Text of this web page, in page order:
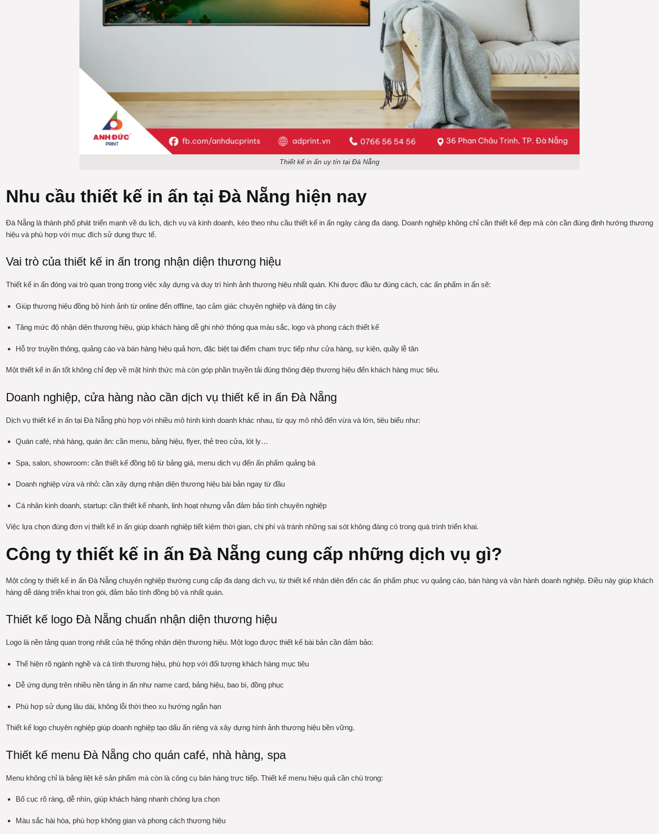
Thiết kế in ấn uy tín tại Đà Nẵng
Nhu cầu thiết kế in ấn tại Đà Nẵng hiện nay
Đà Nẵng là thành phố phát triển mạnh về du lịch, dịch vụ và kinh doanh, kéo theo nhu cầu thiết kế in ấn ngày càng đa dạng. Doanh nghiệp không chỉ cần thiết kế đẹp mà còn cần đúng định hướng thương
hiệu và phù hợp với mục đích sử dụng thực tế.
Vai trò của thiết kế in ấn trong nhận diện thương hiệu
Thiết kế in ấn đóng vai trò quan trọng trong việc xây dựng và duy trì hình ảnh thương hiệu nhất quán. Khi được đầu tư đúng cách, các ấn phẩm in ấn sẽ:
Giúp thương hiệu đồng bộ hình ảnh từ online đến offline, tạo cảm giác chuyên nghiệp và đáng tin cậy
Tăng mức độ nhận diện thương hiệu, giúp khách hàng dễ ghi nhớ thông qua màu sắc, logo và phong cách thiết kế
Hỗ trợ truyền thông, quảng cáo và bán hàng hiệu quả hơn, đặc biệt tại điểm chạm trực tiếp như cửa hàng, sự kiện, quầy lễ tân
Một thiết kế in ấn tốt không chỉ đẹp về mặt hình thức mà còn góp phần truyền tải đúng thông điệp thương hiệu đến khách hàng mục tiêu.
Doanh nghiệp, cửa hàng nào cần dịch vụ thiết kế in ấn Đà Nẵng
Dịch vụ thiết kế in ấn tại Đà Nẵng phù hợp với nhiều mô hình kinh doanh khác nhau, từ quy mô nhỏ đến vừa và lớn, tiêu biểu như:
Quán café, nhà hàng, quán ăn: cần menu, bảng hiệu, flyer, thẻ treo cửa, lót ly…
Spa, salon, showroom: cần thiết kế đồng bộ từ bảng giá, menu dịch vụ đến ấn phẩm quảng bá
Doanh nghiệp vừa và nhỏ: cần xây dựng nhận diện thương hiệu bài bản ngay từ đầu
Cá nhân kinh doanh, startup: cần thiết kế nhanh, linh hoạt nhưng vẫn đảm bảo tính chuyên nghiệp
Việc lựa chọn đúng đơn vị thiết kế in ấn giúp doanh nghiệp tiết kiệm thời gian, chi phí và tránh những sai sót không đáng có trong quá trình triển khai.
Công ty thiết kế in ấn Đà Nẵng cung cấp những dịch vụ gì?
Một công ty thiết kế in ấn Đà Nẵng chuyên nghiệp thường cung cấp đa dạng dịch vụ, từ thiết kế nhận diện đến các ấn phẩm phục vụ quảng cáo, bán hàng và vận hành doanh nghiệp. Điều này giúp khách
hàng dễ dàng triển khai trọn gói, đảm bảo tính đồng bộ và nhất quán.
Thiết kế logo Đà Nẵng chuẩn nhận diện thương hiệu
Logo là nền tảng quan trọng nhất của hệ thống nhận diện thương hiệu. Một logo được thiết kế bài bản cần đảm bảo:
Thể hiện rõ ngành nghề và cá tính thương hiệu, phù hợp với đối tượng khách hàng mục tiêu
Dễ ứng dụng trên nhiều nền tảng in ấn như name card, bảng hiệu, bao bì, đồng phục
Phù hợp sử dụng lâu dài, không lỗi thời theo xu hướng ngắn hạn
Thiết kế logo chuyên nghiệp giúp doanh nghiệp tạo dấu ấn riêng và xây dựng hình ảnh thương hiệu bền vững.
Thiết kế menu Đà Nẵng cho quán café, nhà hàng, spa
Menu không chỉ là bảng liệt kê sản phẩm mà còn là công cụ bán hàng trực tiếp. Thiết kế menu hiệu quả cần chú trọng:
Bố cục rõ ràng, dễ nhìn, giúp khách hàng nhanh chóng lựa chọn
Màu sắc hài hòa, phù hợp không gian và phong cách thương hiệu